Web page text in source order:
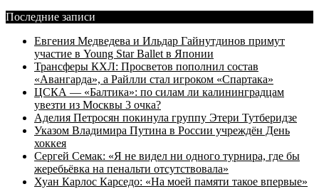
Последние записи
Евгения Медведева и Ильдар Гайнутдинов примут
участие в Young Star Ballet в Японии
Трансферы КХЛ: Просветов пополнил состав
«Авангарда», а Райлли стал игроком «Спартака»
ЦСКА — «Балтика»: по силам ли калининградцам
увезти из Москвы 3 очка?
Аделия Петросян покинула группу Этери Тутберидзе
Указом Владимира Путина в России учреждён День
хоккея
Сергей Семак: «Я не видел ни одного турнира, где бы
жеребьёвка на пенальти отсутствовала»
Хуан Карлос Карседо: «На моей памяти такое впервые»